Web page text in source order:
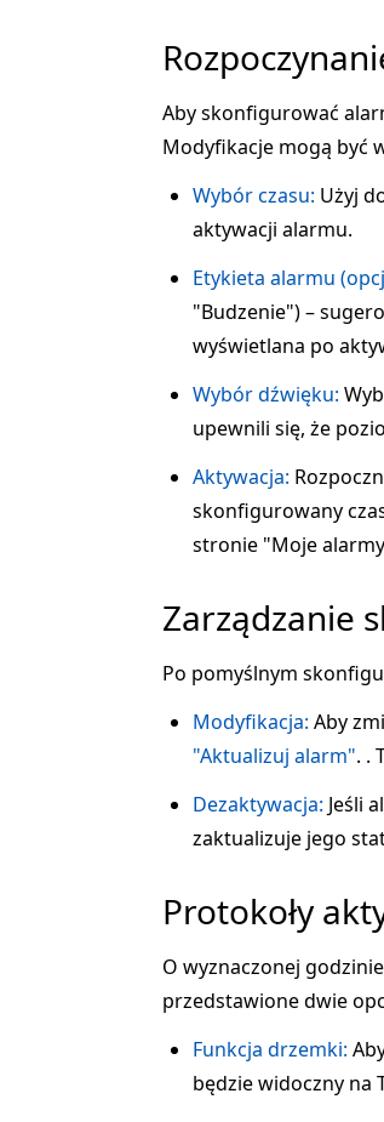
Aby skonfigurować
Modyfikacje mogą być
Wybór czasu: Użyj
aktywacji alarmu.
Etykieta alarmu
"Budzenie") –
wyświetlana po
Wybór dźwięku:
upewnili się, że
Aktywacja:
skonfigurowany
stronie "Moje
Zarządzanie
Po pomyślnym
Modyfikacja: Aby
"Aktualizuj alarm". .
Dezaktywacja: Jeśli
zaktualizuje jego
Protokoły
O wyznaczonej
przedstawione dwie
Funkcja drzemki:
będzie widoczny na